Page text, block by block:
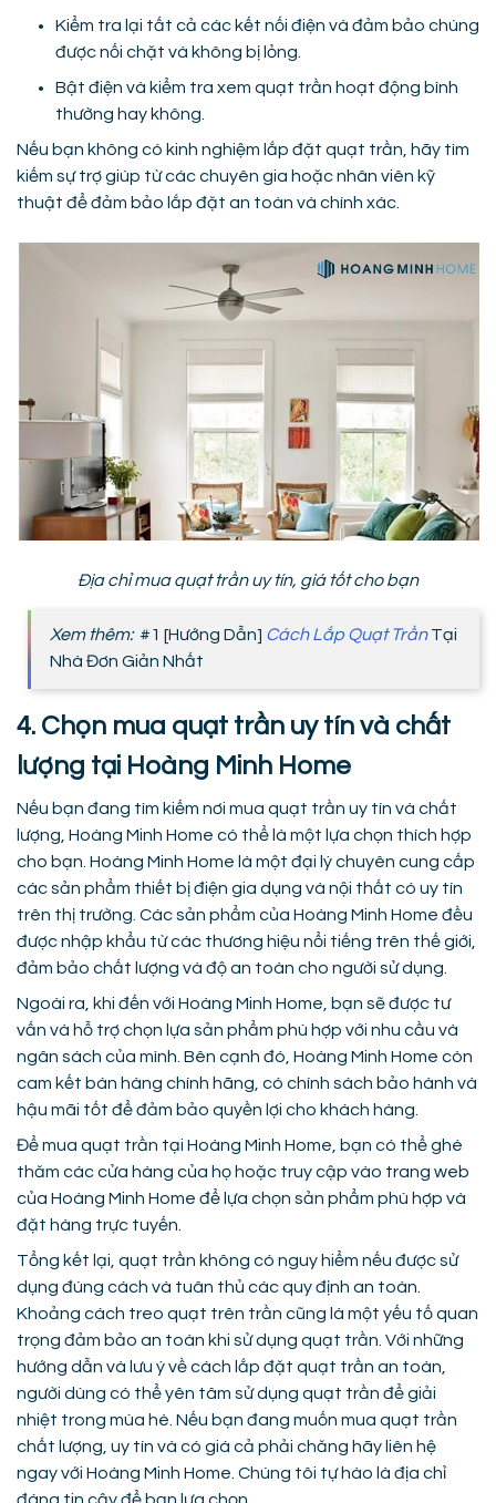
Kiểm tra lại tất cả các kết nối điện và đảm bảo chúng
được nối chặt và không bị lỏng.
Bật điện và kiểm tra xem quạt trần hoạt động bình
thường hay không.
Nếu bạn không có kinh nghiệm lắp đặt quạt trần, hãy tìm
kiếm sự trợ giúp từ các chuyên gia hoặc nhân viên kỹ
thuật để đảm bảo lắp đặt an toàn và chính xác.
Địa chỉ mua quạt trần uy tín, giá tốt cho bạn
Xem thêm: #1 [Hướng Dẫn] Cách Lắp Quạt TrầnTại
Nhà Đơn Giản Nhất
4. Chọn mua quạt trần uy tín và chất
lượng tại Hoàng Minh Home
Nếu bạn đang tìm kiếm nơi mua quạt trần uy tín và chất
lượng, Hoàng Minh Home có thể là một lựa chọn thích hợp
cho bạn. Hoàng Minh Home là một đại lý chuyên cung cấp
các sản phẩm thiết bị điện gia dụng và nội thất có uy tín
trên thị trường. Các sản phẩm của Hoàng Minh Home đều
được nhập khẩu từ các thương hiệu nổi tiếng trên thế giới,
đảm bảo chất lượng và độ an toàn cho người sử dụng.
Ngoài ra, khi đến với Hoàng Minh Home, bạn sẽ được tư
vấn và hỗ trợ chọn lựa sản phẩm phù hợp với nhu cầu và
ngân sách của mình. Bên cạnh đó, Hoàng Minh Home còn
cam kết bán hàng chính hãng, có chính sách bảo hành và
hậu mãi tốt để đảm bảo quyền lợi cho khách hàng.
Để mua quạt trần tại Hoàng Minh Home, bạn có thể ghé
thăm các cửa hàng của họ hoặc truy cập vào trang web
của Hoàng Minh Home để lựa chọn sản phẩm phù hợp và
đặt hàng trực tuyến.
Tổng kết lại, quạt trần không có nguy hiểm nếu được sử
dụng đúng cách và tuân thủ các quy định an toàn.
Khoảng cách treo quạt trên trần cũng là một yếu tố quan
trọng đảm bảo an toàn khi sử dụng quạt trần. Với những
hướng dẫn và lưu ý về cách lắp đặt quạt trần an toàn,
người dùng có thể yên tâm sử dụng quạt trần để giải
nhiệt trong mùa hè. Nếu bạn đang muốn mua quạt trần
chất lượng, uy tín và có giá cả phải chăng hãy liên hệ
ngay với Hoàng Minh Home. Chúng tôi tự hào là địa chỉ